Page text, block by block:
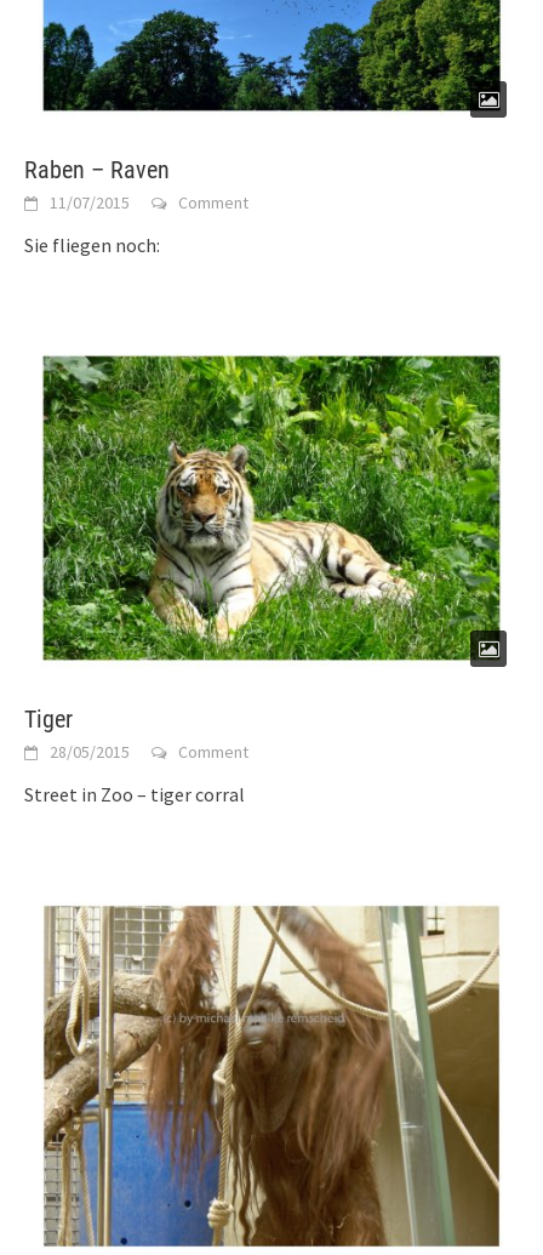
Raben – Raven
11/07/2015 Comment
Sie fliegen noch:
Tiger
28/05/2015 Comment
Street in Zoo – tiger corral